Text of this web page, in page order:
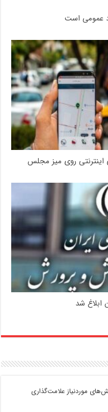
عمومی است
اینترنتی روی میز مجلس
شد
موردنیاز علامت‌گذاری